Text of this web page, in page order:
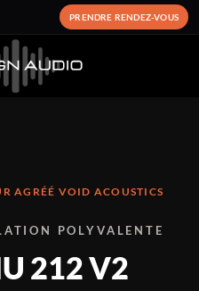
PRENDRE RENDEZ-VOUS
AGRÉÉ VOID ACOUSTICS
POLYVALENTE
212 V2